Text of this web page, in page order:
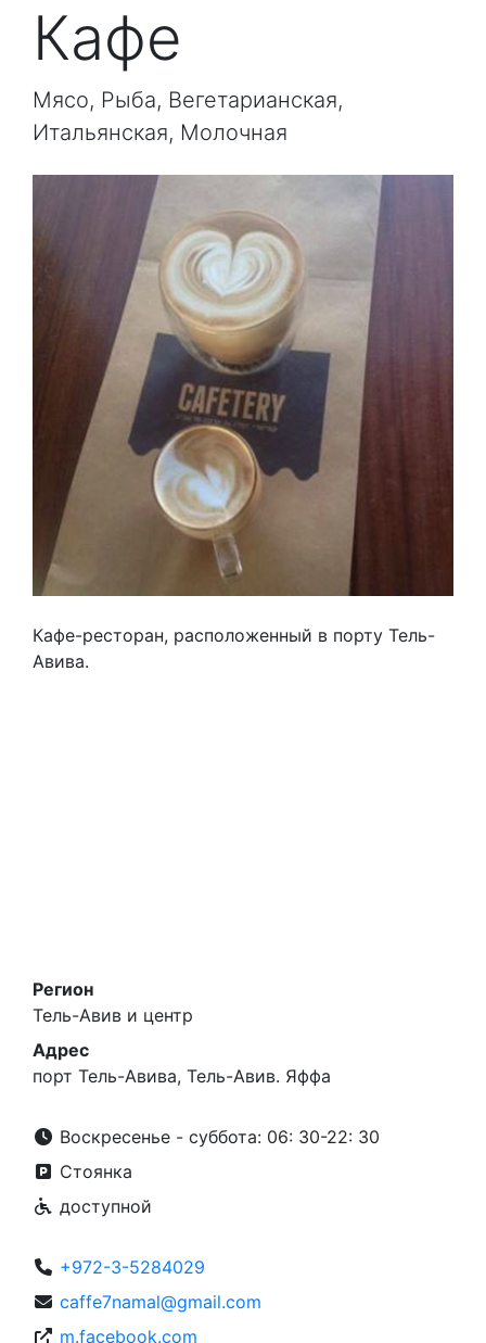
Кафе
Мясо, Рыба, Вегетарианская,
Итальянская, Молочная
Кафе-ресторан, расположенный в порту Тель-
Авива.
Регион
Тель-Авив и центр
Адрес
порт Тель-Авива, Тель-Авив. Яффа
Воскресенье - суббота: 06: 30-22: 30
Стоянка
доступной
+972-3-5284029
caffe7namal@gmail.com
m.facebook.com